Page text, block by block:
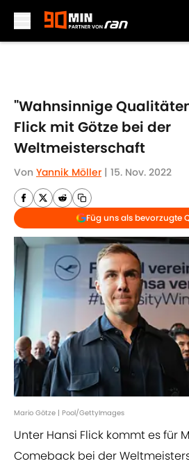
"Wahnsinnige
Flick mit Götze bei der
Weltmeisterschaft
Von Yannik Möller | 15. Nov. 2022
Füg uns als bevorzugte
Mario Götze | Pool/GettyImages
Unter Hansi Flick kommt es für
Comeback bei der